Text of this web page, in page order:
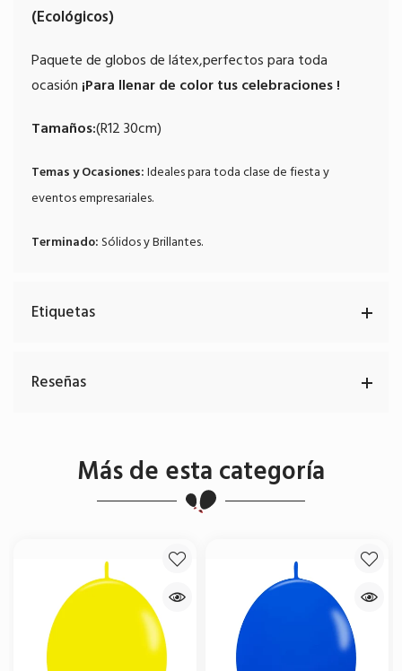
(Ecológicos)
Paquete de globos de látex,perfectos para toda
ocasión ¡Para llenar de color tus celebraciones !
Tamaños:(R12 30cm)
Temas y Ocasiones:Ideales para toda clase de fiesta y
eventos empresariales.
Terminado: Sólidos y Brillantes.
Etiquetas
Reseñas
Más de esta categoría